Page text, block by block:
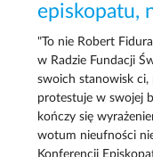
episkopatu,
"To nie Robert
w Radzie Fundacji
swoich stanowisk ci,
protestuje w swojej
kończy się
wotum nieufności
Konferencji